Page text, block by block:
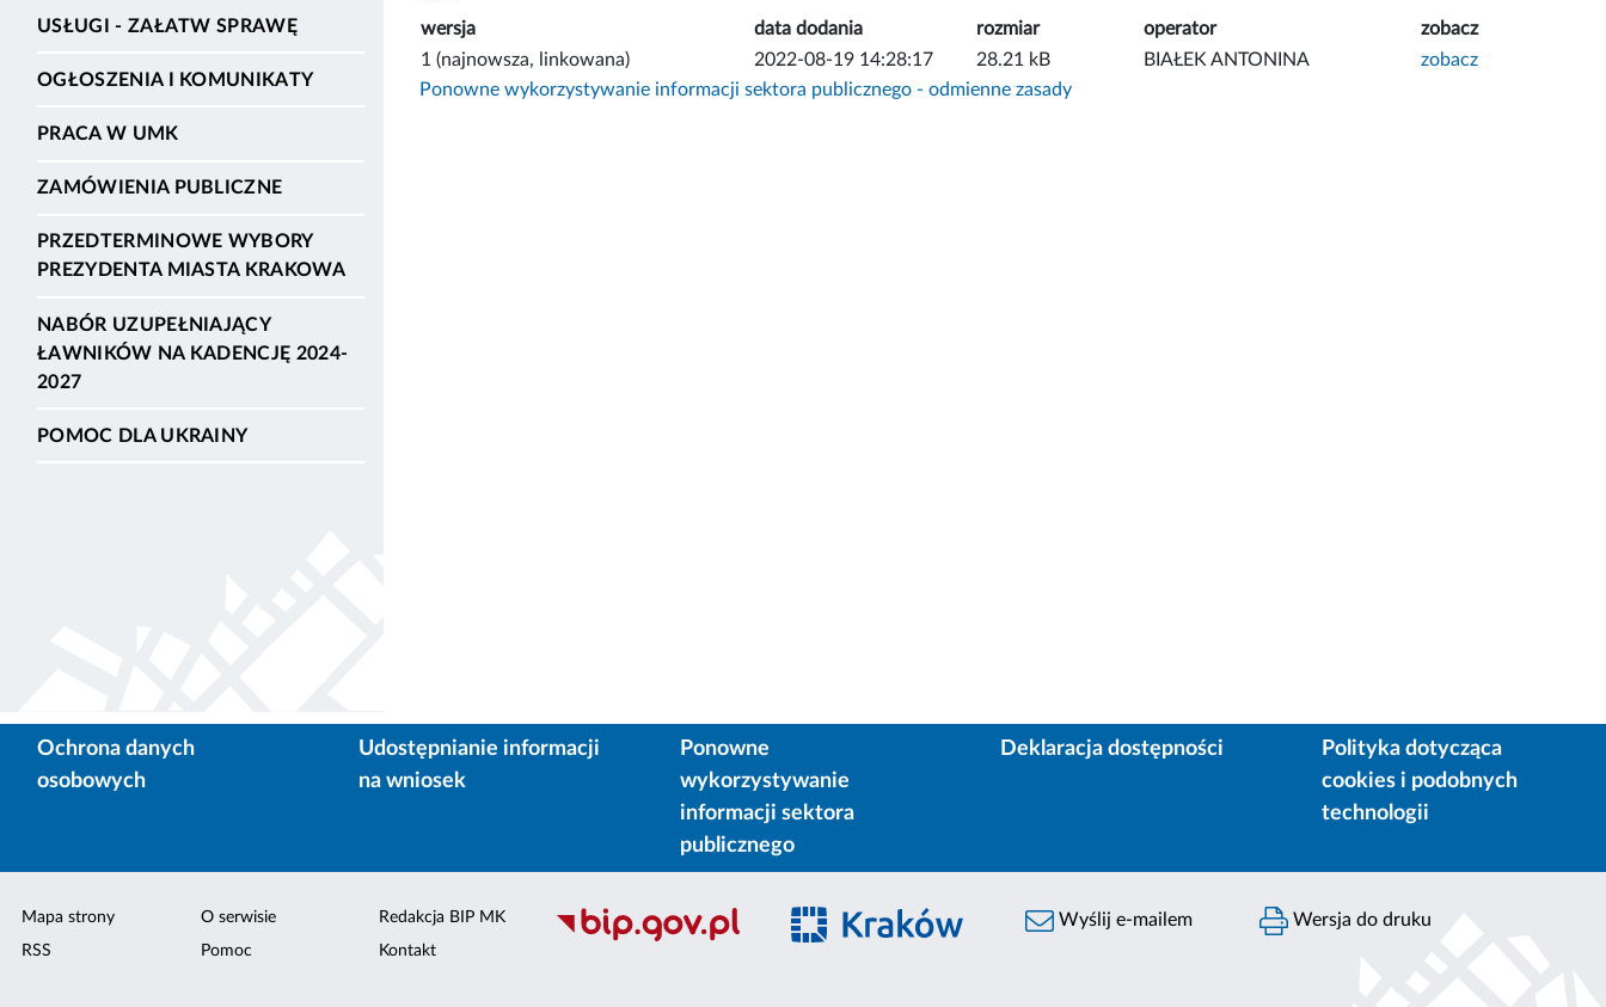
USŁUGI - ZAŁATW SPRAWĘ
OGŁOSZENIA I KOMUNIKATY
PRACA W UMK
ZAMÓWIENIA PUBLICZNE
PRZEDTERMINOWE WYBORY
PREZYDENTA MIASTA KRAKOWA
NABÓR UZUPEŁNIAJĄCY
ŁAWNIKÓW NA KADENCJĘ 2024-
2027
POMOC DLA UKRAINY
wersja data dodania rozmiar operator
zobacz
1 (najnowsza, linkowana)
2022-08-19 14:28:17 28.21 kB BIAŁEK ANTONINA
zobacz
Ponowne wykorzystywanie informacji sektora publicznego - odmienne zasady
Ochrona danych
osobowych
Udostępnianie informacji
na wniosek
Ponowne
wykorzystywanie
informacji sektora
publicznego
Deklaracja dostępności
Polityka dotycząca
cookies i podobnych
technologii
Mapa strony
RSS
O serwisie
Pomoc
Redakcja BIP MK
Kontakt
Wyślij e-mailem Wersja do druku